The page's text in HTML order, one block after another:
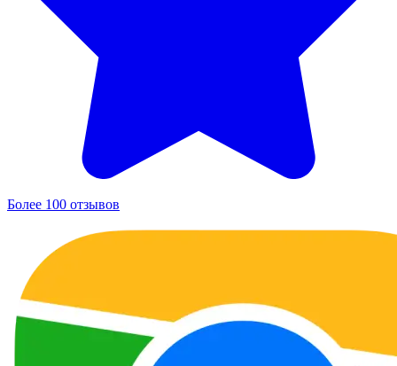
Более 100 отзывов